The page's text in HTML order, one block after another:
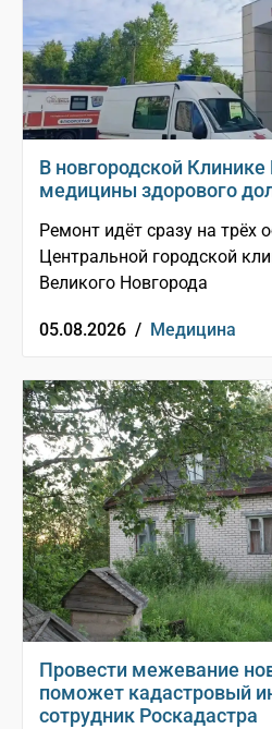
В новгородской
медицины здорового
Ремонт идёт сразу на трёх
Центральной городской
Великого Новгорода
05.08.2026 / Медицина
Провести межевание
поможет кадастровый
сотрудник Роскадастра